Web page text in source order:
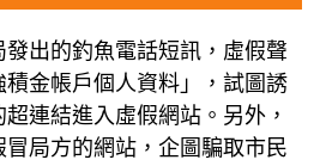
出的釣魚電話短訊，虛假聲
金帳戶個人資料」，試圖誘
連結進入虛假網站。另外，
局方的網站，企圖騙取市民